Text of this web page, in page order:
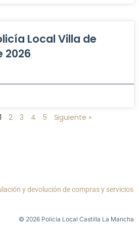
Local Villa de
2026
1 2 3 4 5 Siguiente »
y devolución de compras y servicios
© 2026 Policía Local Castilla La Mancha